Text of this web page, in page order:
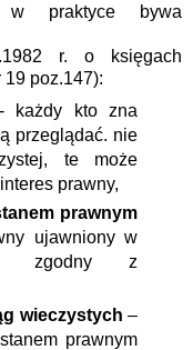
w praktyce bywa
r. o księgach
poz.147):
każdy kto zna
przeglądać. nie
te może
prawny,
prawnym
ujawniony w
zgodny z
wieczystych –
prawnym